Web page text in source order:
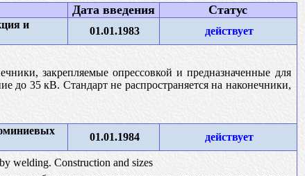
Дата введения Статус
и
01.01.1983 действует
закрепляемые опрессовкой и предназначенные для
35 кВ. Стандарт не распространяется на наконечники,
01.01.1984 действует
welding. Construction and sizes